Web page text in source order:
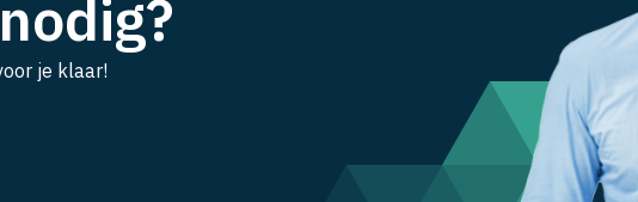
je klaar!